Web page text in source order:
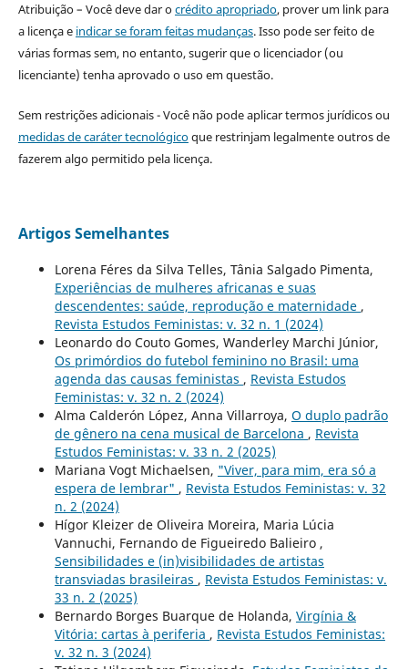
Atribuição – Você deve dar ocrédito apropriado, prover um link para
a licença e indicar se foram feitas mudanças. Isso pode ser feito de
várias formas sem, no entanto, sugerir que o licenciador (ou
licenciante) tenha aprovado o uso em questão.
Sem restrições adicionais - Você não pode aplicar termos jurídicos ou
medidas de caráter tecnológicoque restrinjam legalmente outros de
fazerem algo permitido pela licença.
Artigos Semelhantes
Lorena Féres da Silva Telles, Tânia Salgado Pimenta,
Experiências de mulheres africanas e suas
descendentes: saúde, reprodução e maternidade ,
Revista Estudos Feministas: v. 32 n. 1 (2024)
Leonardo do Couto Gomes, Wanderley Marchi Júnior,
Os primórdios do futebol feminino no Brasil: uma
agenda das causas feministas , Revista Estudos
Feministas: v. 32 n. 2 (2024)
Alma Calderón López, Anna Villarroya, O duplo padrão
de gênero na cena musical de Barcelona , Revista
Estudos Feministas: v. 33 n. 2 (2025)
Mariana Vogt Michaelsen, "Viver, para mim, era só a
espera de lembrar" , Revista Estudos Feministas: v. 32
n. 2 (2024)
Hígor Kleizer de Oliveira Moreira, Maria Lúcia
Vannuchi, Fernando de Figueiredo Balieiro ,
Sensibilidades e (in)visibilidades de artistas
transviadas brasileiras , Revista Estudos Feministas: v.
33 n. 2 (2025)
Bernardo Borges Buarque de Holanda, Virgínia &
Vitória: cartas à periferia , Revista Estudos Feministas:
v. 32 n. 3 (2024)